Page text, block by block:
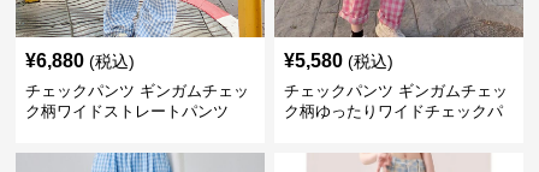
¥6,880 (税込)
チェックパンツ ギンガムチェッ
ク柄ワイドストレートパンツ
¥5,580 (税込)
チェックパンツ ギンガムチェッ
ク柄ゆったりワイドチェックパ